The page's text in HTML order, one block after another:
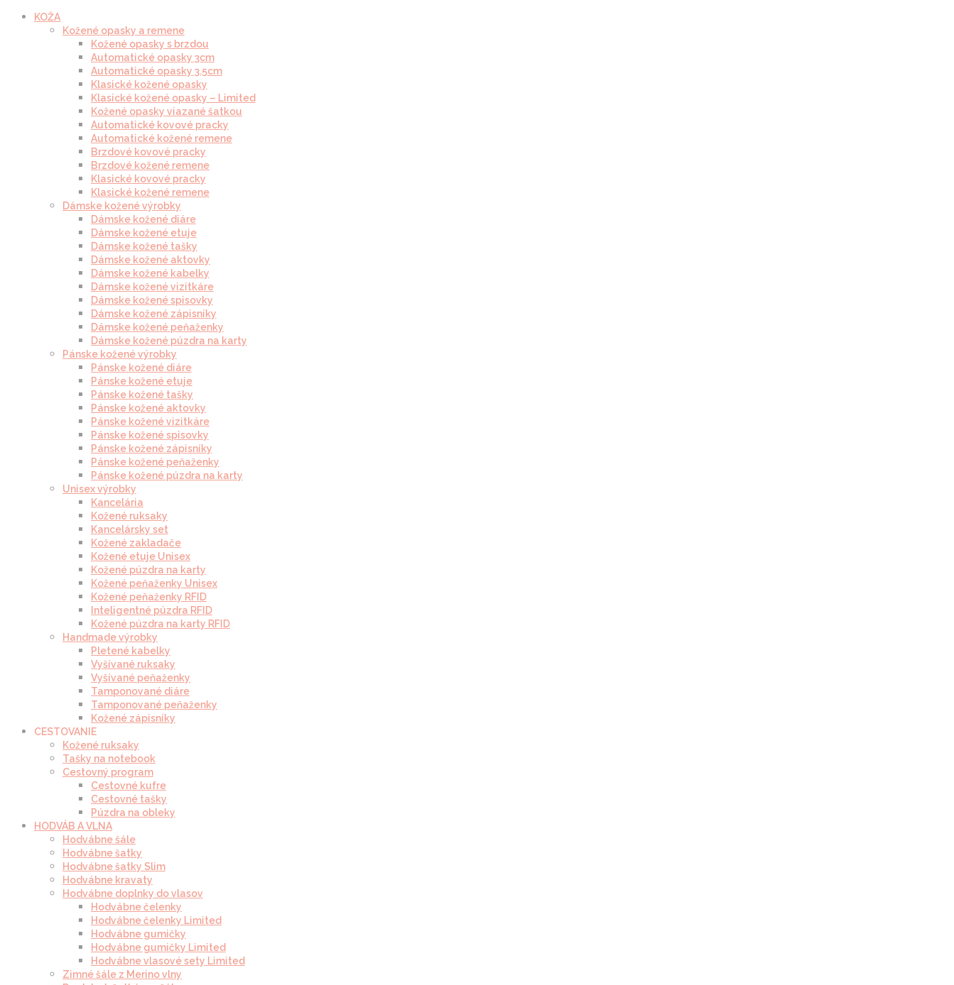
KOŽA
Kožené opasky a remene
Kožené opasky s brzdou
Automatické opasky 3cm
Automatické opasky 3.5cm
Klasické kožené opasky
Klasické kožené opasky – Limited
Kožené opasky viazané šatkou
Automatické kovové pracky
Automatické kožené remene
Brzdové kovové pracky
Brzdové kožené remene
Klasické kovové pracky
Klasické kožené remene
Dámske kožené výrobky
Dámske kožené diáre
Dámske kožené etuje
Dámske kožené tašky
Dámske kožené aktovky
Dámske kožené kabelky
Dámske kožené vizitkáre
Dámske kožené spisovky
Dámske kožené zápisníky
Dámske kožené peňaženky
Dámske kožené púzdra na karty
Pánske kožené výrobky
Pánske kožené diáre
Pánske kožené etuje
Pánske kožené tašky
Pánske kožené aktovky
Pánske kožené vizitkáre
Pánske kožené spisovky
Pánske kožené zápisníky
Pánske kožené peňaženky
Pánske kožené púzdra na karty
Unisex výrobky
Kancelária
Kožené ruksaky
Kancelársky set
Kožené zakladače
Kožené etuje Unisex
Kožené púzdra na karty
Kožené peňaženky Unisex
Kožené peňaženky RFID
Inteligentné púzdra RFID
Kožené púzdra na karty RFID
Handmade výrobky
Pletené kabelky
Vyšívané ruksaky
Vyšívané peňaženky
Tamponované diáre
Tamponované peňaženky
Kožené zápisníky
CESTOVANIE
Kožené ruksaky
Tašky na notebook
Cestovný program
Cestovné kufre
Cestovné tašky
Púzdra na obleky
HODVÁB A VLNA
Hodvábne šále
Hodvábne šatky
Hodvábne šatky Slim
Hodvábne kravaty
Hodvábne doplnky do vlasov
Hodvábne čelenky
Hodvábne čelenky Limited
Hodvábne gumičky
Hodvábne gumičky Limited
Hodvábne vlasové sety Limited
Zimné šále z Merino vlny